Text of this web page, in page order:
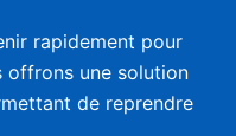
rapidement pour
offrons une solution
de reprendre